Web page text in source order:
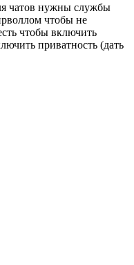
чатов нужны службы
чтобы не
чтобы включить
приватность (дать